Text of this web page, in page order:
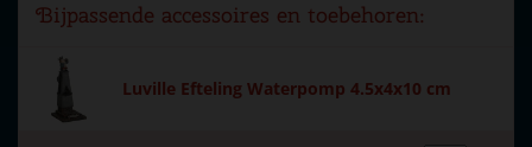
Locatie EF-21-C
Soort Mens & dier
Introductiejaar
Bijpassende accessoires en toebehoren:
Luville Efteling Waterpomp 4.5x4x10 cm